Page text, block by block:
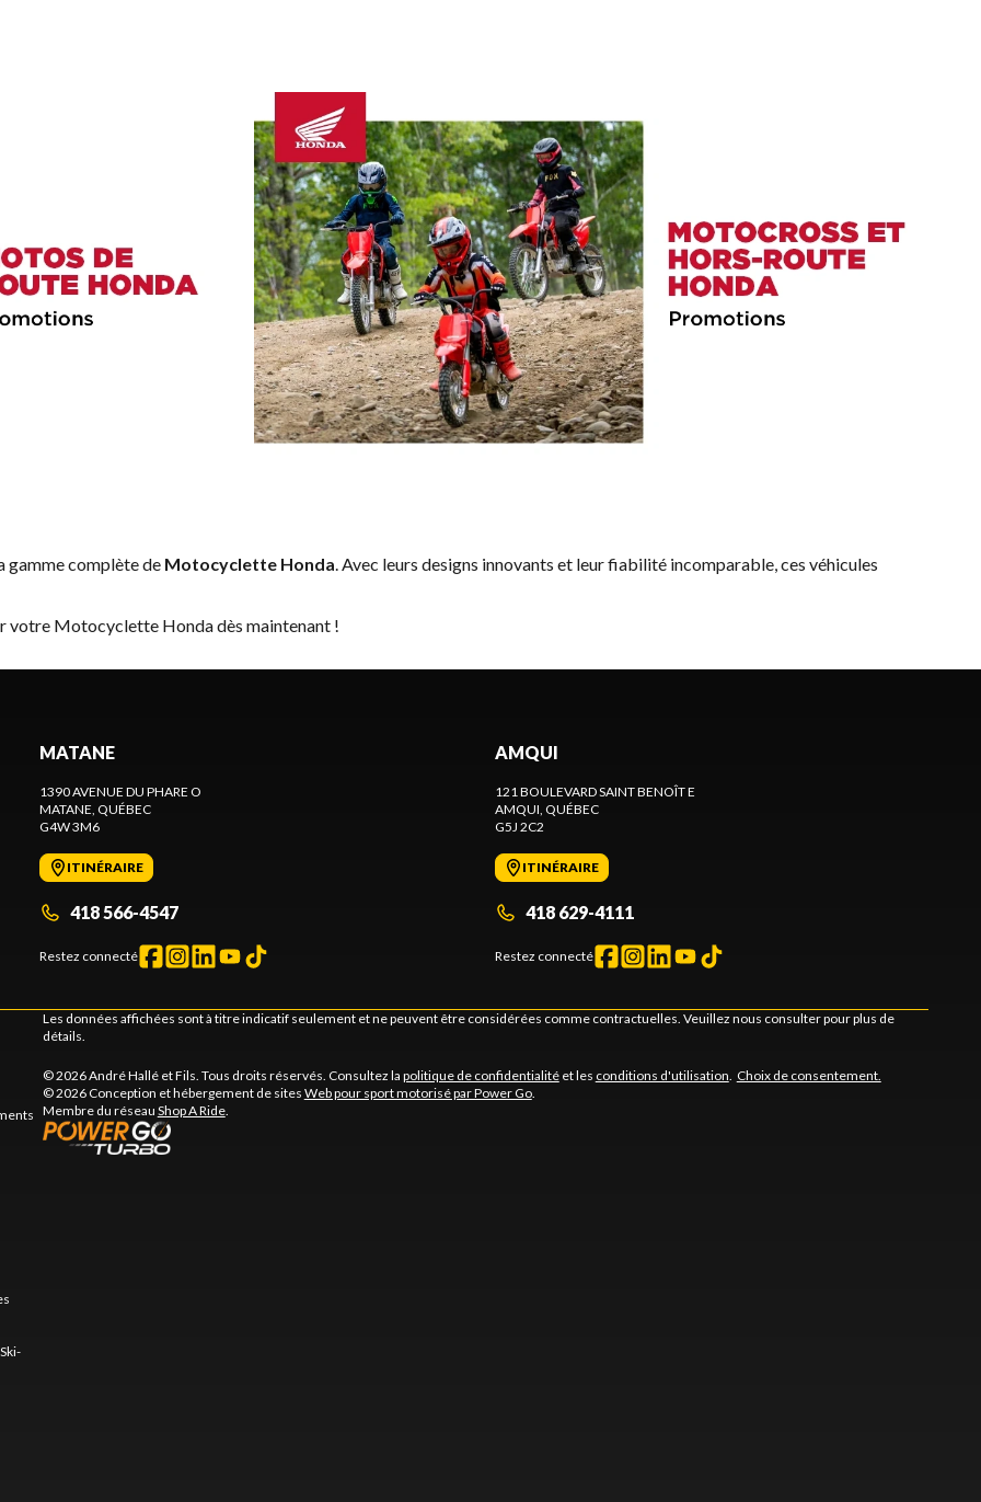
gamme complète de Motocyclette Honda. Avec leurs designs innovants et leur fiabilité incomparable, ces véhicules
votre Motocyclette Honda dès maintenant !
MATANE
1390 AVENUE DU PHARE O
MATANE , QUÉBEC
G4W 3M6
ITINÉRAIRE
418 566-4547
Restez connecté
AMQUI
121 BOULEVARD SAINT BENOÎT E
AMQUI , QUÉBEC
G5J 2C2
ITINÉRAIRE
418 629-4111
Restez connecté
Les données affichées sont à titre indicatif seulement et ne peuvent être considérées comme contractuelles. Veuillez nous consulter pour plus de
détails.
© 2026 André Hallé et Fils. Tous droits réservés. Consultez la politique de confidentialitéet les conditions d'utilisation Choix de consentement.
© 2026 Conception et hébergement de sites Web pour sport motorisé par Power Go.
Membre du réseau Shop A Ride.